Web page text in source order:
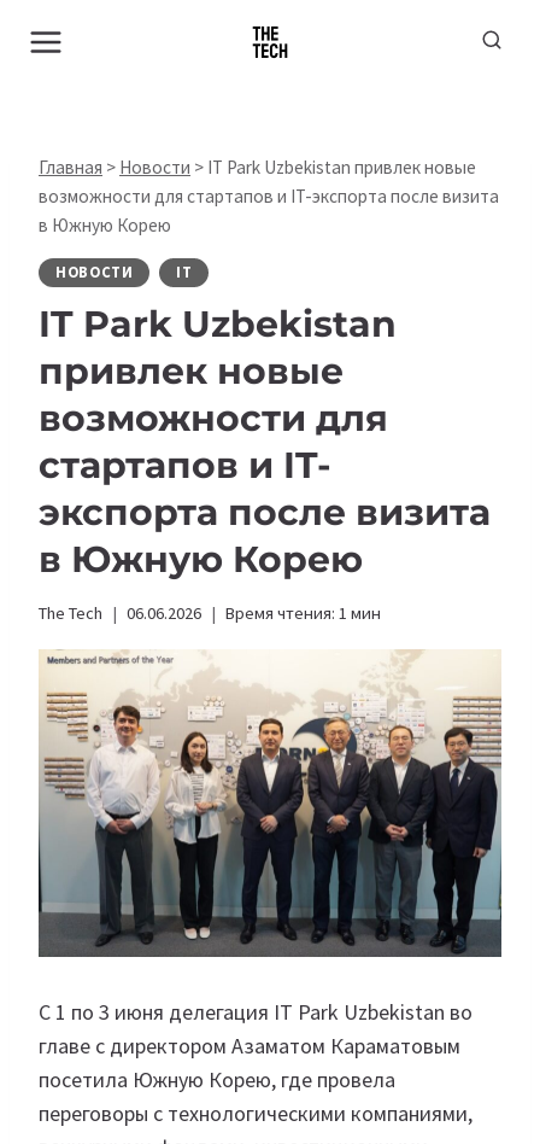
Главная > Новости > IT Park Uzbekistan привлек новые
возможности для стартапов и IT-экспорта после визита
в Южную Корею
НОВОСТИ IT
IT Park Uzbekistan
привлек новые
возможности для
стартапов и IT-
экспорта после визита
в Южную Корею
The Tech 06.06.2026 Время чтения: 1 мин
С 1 по 3 июня делегация IT Park Uzbekistan во
главе с директором Азаматом Караматовым
посетила Южную Корею, где провела
переговоры с технологическими компаниями,